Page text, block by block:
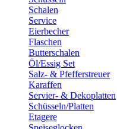
Schalen
Service
Eierbecher
Flaschen
Butterschalen
Öl/Essig Set
Salz- & Pfefferstreuer
Karaffen
Servier- & Dekoplatten
Schüsseln/Platten
Etagere